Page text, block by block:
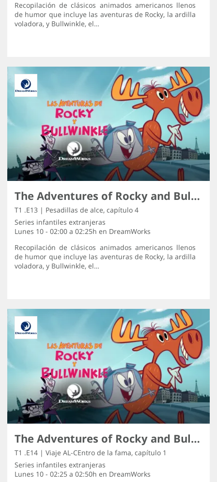
Recopilación de clásicos animados americanos llenos
de humor que incluye las aventuras de Rocky, la ardilla
voladora, y Bullwinkle, el…
The Adventures of Rocky and Bullwinkle
T1 .E13 | Pesadillas de alce, capítulo 4
Series infantiles extranjeras
Lunes 10 - 02:00 a 02:25h en DreamWorks
Recopilación de clásicos animados americanos llenos
de humor que incluye las aventuras de Rocky, la ardilla
voladora, y Bullwinkle, el…
The Adventures of Rocky and Bullwinkle
T1 .E14 | Viaje AL-CEntro de la fama, capítulo 1
Series infantiles extranjeras
Lunes 10 - 02:25 a 02:50h en DreamWorks